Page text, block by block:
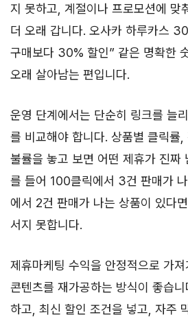
지 못하고, 계절이나 프로모션에 맞
더 오래 갑니다. 오사카 하루카스
구매보다 30% 할인” 같은 명확한
오래 살아남는 편입니다.
운영 단계에서는 단순히 링크를 늘
를 비교해야 합니다. 상품별 클릭률
불률을 놓고 보면 어떤 제휴가 진짜
를 들어 100클릭에서 3건 판매가
에서 2건 판매가 나는 상품이 있다
서지 못합니다.
제휴마케팅 수익을 안정적으로 가
콘텐츠를 재가공하는 방식이 좋습
하고, 최신 할인 조건을 넣고, 자주